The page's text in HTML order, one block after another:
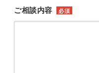
ご相談内容 必須